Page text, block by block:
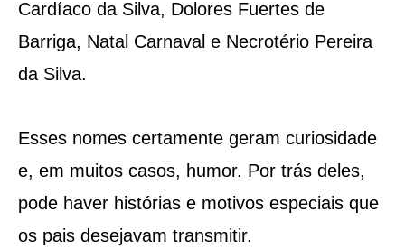
Cardíaco da Silva, Dolores Fuertes de
Barriga, Natal Carnaval e Necrotério Pereira
da Silva.
Esses nomes certamente geram curiosidade
e, em muitos casos, humor. Por trás deles,
pode haver histórias e motivos especiais que
os pais desejavam transmitir.